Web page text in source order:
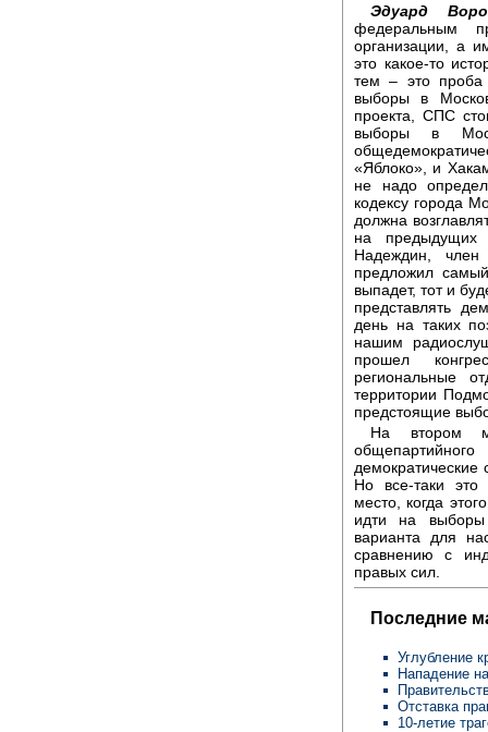
Эдуард
федеральным
организации, а
это какое-то
тем – это проба
выборы в
проекта, СПС
выборы в
«Яблоко», и
не надо
кодексу города
должна
на предыдущих
Надеждин, член
предложил
выпадет, тот и
представлять
день на таких
нашим
прошел
региональные
территории
предстоящие
На втором
Но все-таки это
место, когда
идти на
варианта для
сравнению с
правых сил.
Последние
Углубление
Нападение
Отставка
10-летие